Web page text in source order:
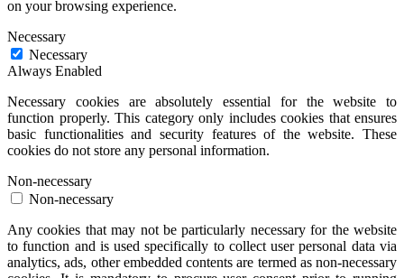
on your browsing experience.
Necessary
Necessary
Always Enabled
Necessary cookies are absolutely essential for the website to
function properly. This category only includes cookies that ensures
basic functionalities and security features of the website. These
cookies do not store any personal information.
Non-necessary
Non-necessary
Any cookies that may not be particularly necessary for the website
to function and is used specifically to collect user personal data via
analytics, ads, other embedded contents are termed as non-necessary